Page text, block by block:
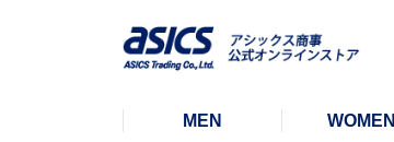
MEN WOMEN